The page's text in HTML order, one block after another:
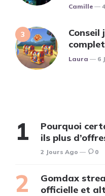
Posted
Camille
Conseil
Posted
Laura 6
Pourquoi
ils plus
2 Jours Ago 0
Gomdax
officielle et